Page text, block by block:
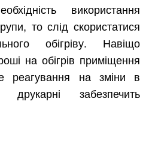
використання
то слід скористатися
обігріву. Навіщо
на обігрів приміщення
реагування на зміни в
забезпечить